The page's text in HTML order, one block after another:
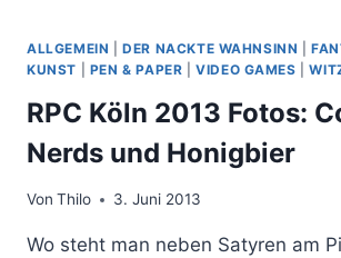
ALLGEMEIN |DER NACKTE WAHNSINN |
KUNST
PEN & PAPER |VIDEO GAMES |
RPC Köln 2013 Fotos:
Nerds und Honigbier
Von Thilo 3. Juni 2013
Wo steht man neben Satyren am